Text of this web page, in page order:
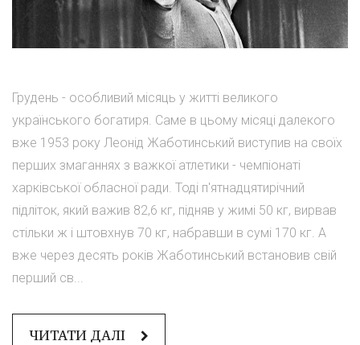
Грудень - особливий місяць у житті великого
українського богатиря. Саме в цьому місяці далекого
вже 1953 року Леонід Жаботинський виступив на своїх
перших змаганнях з важкої атлетики - чемпіонаті
харківської обласної ради. Тоді п'ятнадцятирічний
підліток, який важив 82,6 кг, підняв у жимі 50 кг, вирвав
стільки ж і штовхнув 70 кг, набравши в сумі 170 кг. А
вже через десять років Жаботинський встановив свій
перший св...
ЧИТАТИ ДАЛІ